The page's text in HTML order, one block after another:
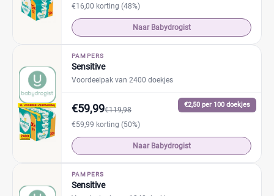
€16,00 korting (48%)
Naar Babydrogist
PAMPERS
Sensitive
Voordeelpak van 2400 doekjes
€2,50 per 100 doekjes
€59,99€119,98
€59,99 korting (50%)
Naar Babydrogist
PAMPERS
Sensitive